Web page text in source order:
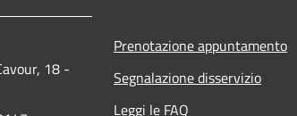
18 -
Prenotazione appuntamento
Segnalazione disservizio
Leggi le FAQ